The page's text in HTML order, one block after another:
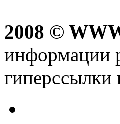
2008 ©
информации
гиперссылки